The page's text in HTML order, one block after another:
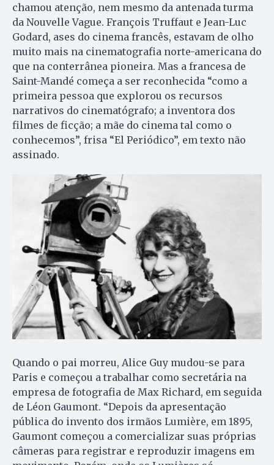
chamou atenção, nem mesmo da antenada turma
da Nouvelle Vague. François Truffaut e Jean-Luc
Godard, ases do cinema francês, estavam de olho
muito mais na cinematografia norte-americana do
que na conterrânea pioneira. Mas a francesa de
Saint-Mandé começa a ser reconhecida “como a
primeira pessoa que explorou os recursos
narrativos do cinematógrafo; a inventora dos
filmes de ficção; a mãe do cinema tal como o
conhecemos”, frisa “El Periódico”, em texto não
assinado.
Quando o pai morreu, Alice Guy mudou-se para
Paris e começou a trabalhar como secretária na
empresa de fotografia de Max Richard, em seguida
de Léon Gaumont. “Depois da apresentação
pública do invento dos irmãos Lumière, em 1895,
Gaumont começou a comercializar suas próprias
câmeras para registrar e reproduzir imagens em